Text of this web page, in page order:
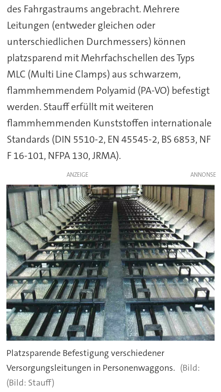
des Fahrgastraums angebracht. Mehrere
Leitungen (entweder gleichen oder
unterschiedlichen Durchmessers) können
platzsparend mit Mehrfachschellen des Typs
MLC (Multi Line Clamps) aus schwarzem,
flammhemmendem Polyamid (PA-VO) befestigt
werden. Stauff erfüllt mit weiteren
flammhemmenden Kunststoffen internationale
Standards (DIN 5510-2, EN 45545-2, BS 6853, NF
F 16-101, NFPA 130, JRMA).
ANZEIGE
Platzsparende Befestigung verschiedener
Versorgungsleitungen in Personenwaggons.
(Bild: Stauff)